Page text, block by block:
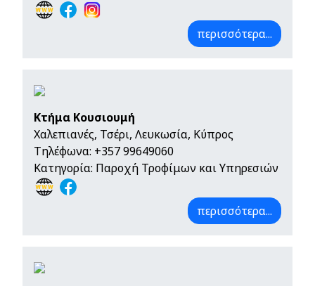
περισσότερα...
Κτήμα Κουσιουμή
Χαλεπιανές, Τσέρι, Λευκωσία, Κύπρος
Τηλέφωνα: +357 99649060
Κατηγορία: Παροχή Τροφίμων και Υπηρεσιών
περισσότερα...